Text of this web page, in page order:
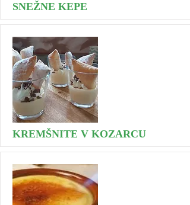
SNEŽNE KEPE
KREMŠNITE V KOZARCU